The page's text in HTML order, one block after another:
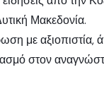
Μακεδονία.
με αξιοπιστία,
στον